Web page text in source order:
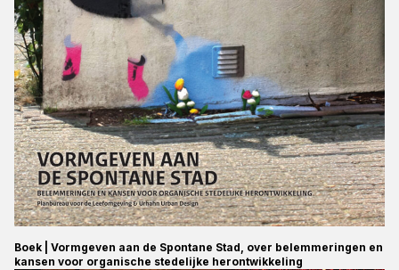
Boek | Vormgeven aan de Spontane Stad, over belemmeringen en
kansen voor organische stedelijke herontwikkeling